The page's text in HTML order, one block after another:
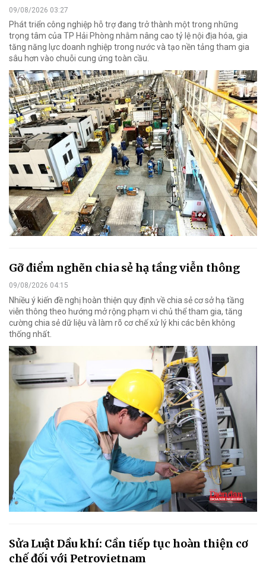
09/08/2026 03:27
Phát triển công nghiệp hỗ trợ đang trở thành một trong những
trọng tâm của TP Hải Phòng nhằm nâng cao tỷ lệ nội địa hóa, gia
tăng năng lực doanh nghiệp trong nước và tạo nền tảng tham gia
sâu hơn vào chuỗi cung ứng toàn cầu.
Gỡ điểm nghẽn chia sẻ hạ tầng viễn thông
09/08/2026 04:15
Nhiều ý kiến đề nghị hoàn thiện quy định về chia sẻ cơ sở hạ tầng
viễn thông theo hướng mở rộng phạm vi chủ thể tham gia, tăng
cường chia sẻ dữ liệu và làm rõ cơ chế xử lý khi các bên không
thống nhất.
Sửa Luật Dầu khí: Cần tiếp tục hoàn thiện cơ
chế đối với Petrovietnam